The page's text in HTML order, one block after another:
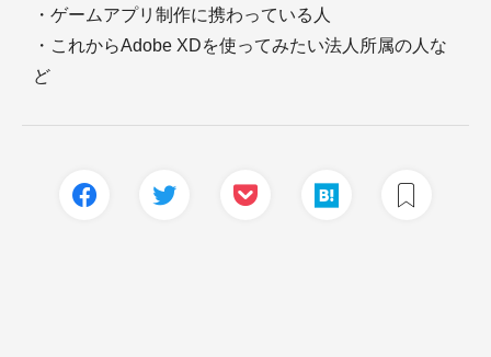
・ゲームアプリ制作に携わっている人
・これからAdobe XDを使ってみたい法人所属の人な
ど